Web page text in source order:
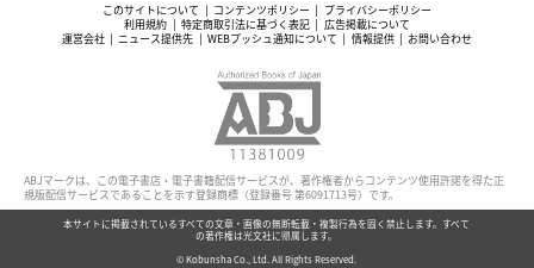
このサイトについて コンテンツポリシー
プライバシーポリシー
利用規約
特定商取引法に基づく表記
広告掲載について
運営会社
ニュース提供先 WEBプッシュ通知について 情報提供 お問い合わせ
ABJマークは、この電子書店・電子書籍配信サービスが、著作権者からコンテンツ使用許諾を得た正
規版配信サービスであることを示す登録商標（登録番号 第6091713号）です。
本サイトに掲載されているすべての文章・画像の無断転載・複製行為を固く禁止します。すべて
の著作権は光文社に帰属します。
© Kobunsha Co., Ltd. All Rights Reserved.